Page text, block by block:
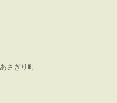
あさぎり町